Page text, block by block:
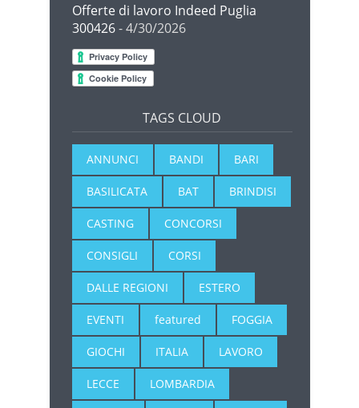
Offerte di lavoro Indeed Puglia
300426- 4/30/2026
TAGS CLOUD
ANNUNCI BANDI BARI
BASILICATA BAT BRINDISI
CASTING CONCORSI
CONSIGLI CORSI
DALLE REGIONI ESTERO
EVENTI featured FOGGIA
GIOCHI ITALIA LAVORO
LECCE LOMBARDIA